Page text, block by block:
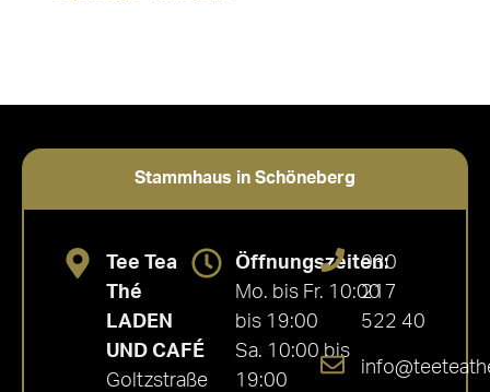
Stammhaus in Schöneberg
Tee Tea
Thé
LADEN
UND CAFÉ
Goltzstraße
Öffnungszeiten:
Mo. bis Fr. 10:00
bis 19:00
Sa. 10:00 bis
19:00
030
217
522 40